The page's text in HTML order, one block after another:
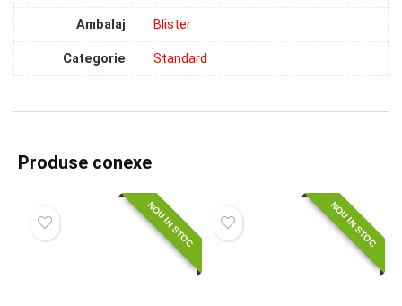
Ambalaj Blister
Categorie Standard
Produse conexe
NOU IN STOC NOU IN STOC